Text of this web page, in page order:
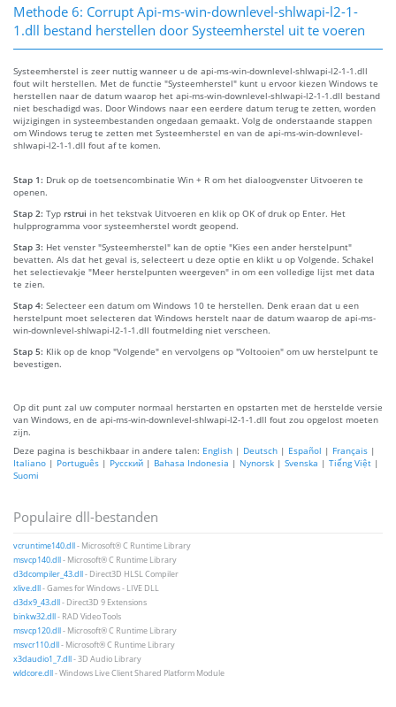
Methode 6: Corrupt Api-ms-win-downlevel-shlwapi-l2-1-
1.dll bestand herstellen door Systeemherstel uit te voeren
Systeemherstel is zeer nuttig wanneer u de api-ms-win-downlevel-shlwapi-l2-1-1.dll
fout wilt herstellen. Met de functie "Systeemherstel" kunt u ervoor kiezen Windows te
herstellen naar de datum waarop het api-ms-win-downlevel-shlwapi-l2-1-1.dll bestand
niet beschadigd was. Door Windows naar een eerdere datum terug te zetten, worden
wijzigingen in systeembestanden ongedaan gemaakt. Volg de onderstaande stappen
om Windows terug te zetten met Systeemherstel en van de api-ms-win-downlevel-
shlwapi-l2-1-1.dll fout af te komen.
Stap 1: Druk op de toetsencombinatie Win + R om het dialoogvenster Uitvoeren te
openen.
Stap 2: Typ rstrui in het tekstvak Uitvoeren en klik op OK of druk op Enter. Het
hulpprogramma voor systeemherstel wordt geopend.
Stap 3: Het venster "Systeemherstel" kan de optie "Kies een ander herstelpunt"
bevatten. Als dat het geval is, selecteert u deze optie en klikt u op Volgende. Schakel
het selectievakje "Meer herstelpunten weergeven" in om een volledige lijst met data
te zien.
Stap 4: Selecteer een datum om Windows 10 te herstellen. Denk eraan dat u een
herstelpunt moet selecteren dat Windows herstelt naar de datum waarop de api-ms-
win-downlevel-shlwapi-l2-1-1.dll foutmelding niet verscheen.
Stap 5: Klik op de knop "Volgende" en vervolgens op "Voltooien" om uw herstelpunt te
bevestigen.
Op dit punt zal uw computer normaal herstarten en opstarten met de herstelde versie
van Windows, en de api-ms-win-downlevel-shlwapi-l2-1-1.dll fout zou opgelost moeten
zijn.
Deze pagina is beschikbaar in andere talen: English | Deutsch | Español | Français |
Italiano | Português | Русский | Bahasa Indonesia | Nynorsk | Svenska | Tiếng Việt |
Suomi
Populaire dll-bestanden
vcruntime140.dll- Microsoft® C Runtime Library
msvcp140.dll- Microsoft® C Runtime Library
d3dcompiler_43.dll- Direct3D HLSL Compiler
xlive.dll- Games for Windows - LIVE DLL
d3dx9_43.dll- Direct3D 9 Extensions
binkw32.dll- RAD Video Tools
msvcp120.dll- Microsoft® C Runtime Library
msvcr110.dll- Microsoft® C Runtime Library
x3daudio1_7.dll- 3D Audio Library
wldcore.dll- Windows Live Client Shared Platform Module